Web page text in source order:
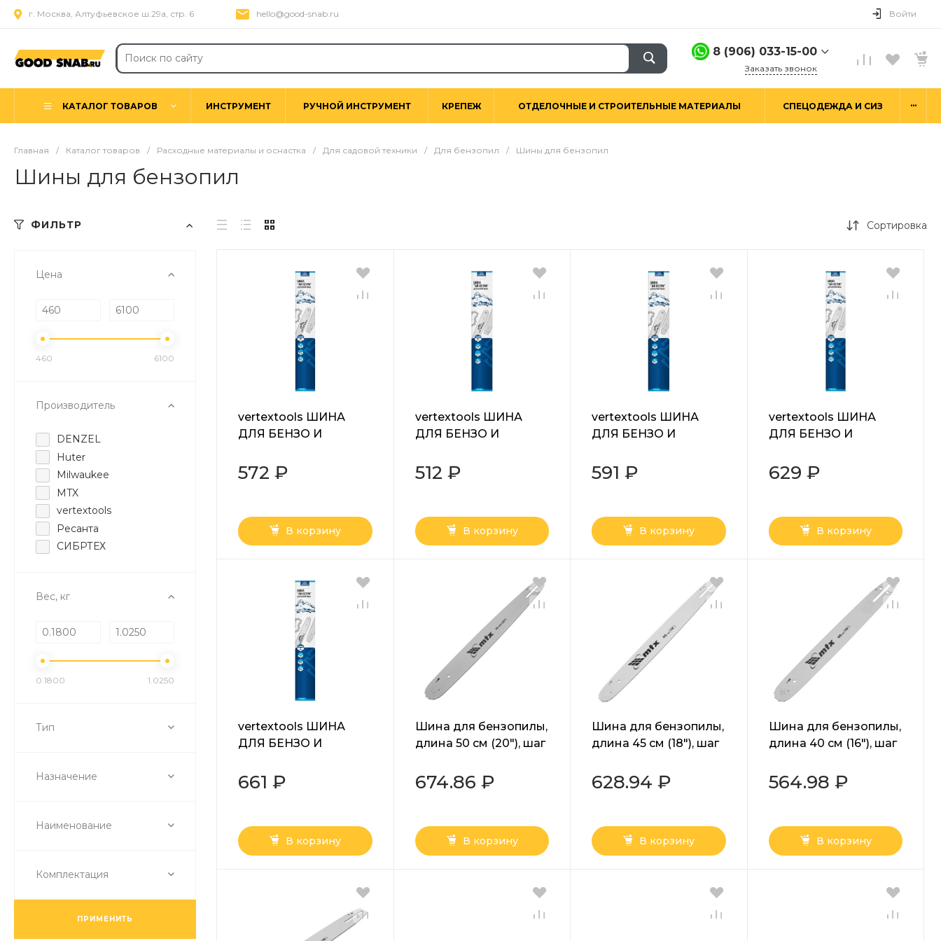
г. Москва, Алтуфьевское ш.29а, стр. 6 hello@good-snab.ru Войти
8 (906) 033-15-00
г. Москва,
Заказать звонок
КАТАЛОГ ТОВАРОВ ИНСТРУМЕНТ РУЧНОЙ ИНСТРУМЕНТ КРЕПЕЖ ОТДЕЛОЧНЫЕ И СТРОИТЕЛЬНЫЕ МАТЕРИАЛЫ СПЕЦОДЕЖДА И СИЗ ...
Главная / Каталог товаров / Расходные материалы и оснастка / Для садовой техники / Для бензопил / Шины для бензопил
Шины для бензопил
ФИЛЬТР
Цена
460 6100
Производитель
DENZEL
Huter
Milwaukee
MTX
vertextools
Ресанта
СИБРТЕХ
Вес, кг
0.1800 1.0250
Тип
Назначение
Наименование
Комплектация
ПРИМЕНИТЬ
Сортировка
vertextools ШИНА
ДЛЯ БЕНЗО И
3/8 LP1.3 56 ЗВЕН 0110-
572 ₽
В корзину
vertextools ШИНА
ДЛЯ БЕНЗО И
3/8 LP1.3 50 ЗВЕН 0110-
512 ₽
В корзину
vertextools ШИНА
ДЛЯ БЕНЗО И
3/8 LP1.3 52 ЗВЕН 0110-
591 ₽
В корзину
vertextools ШИНА
ДЛЯ БЕНЗО И
325 LP1.3/1.5 64 ЗВЕН
629 ₽
В корзину
vertextools ШИНА
ДЛЯ БЕНЗО И
3/8 LP1.3 57 ЗВЕН 0110-
661 ₽
В корзину
Шина для бензопилы,
длина 50 см (20"), шаг
звеньев// MTX
674.86 ₽
В корзину
Шина для бензопилы,
длина 45 см (18"), шаг
звена// MTX
628.94 ₽
В корзину
Шина для бензопилы,
длина 40 см (16"), шаг
звена// MTX
564.98 ₽
В корзину